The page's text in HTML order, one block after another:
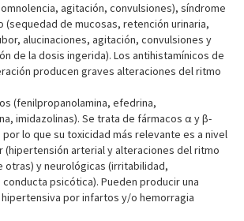
agitación, convulsiones), síndrome
(sequedad de mucosas, retención urinaria,
alucinaciones, agitación, convulsiones y
de la dosis ingerida). Los antihistamínicos de
producen graves alteraciones del ritmo
(fenilpropanolamina, efedrina,
imidazolinas). Se trata de fármacos α y β-
lo que su toxicidad más relevante es a nivel
(hipertensión arterial y alteraciones del ritmo
otras) y neurológicas (irritabilidad,
psicótica). Pueden producir una
por infartos y/o hemorragia